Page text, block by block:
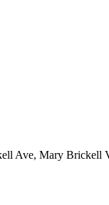
Ave, Mary Brickell